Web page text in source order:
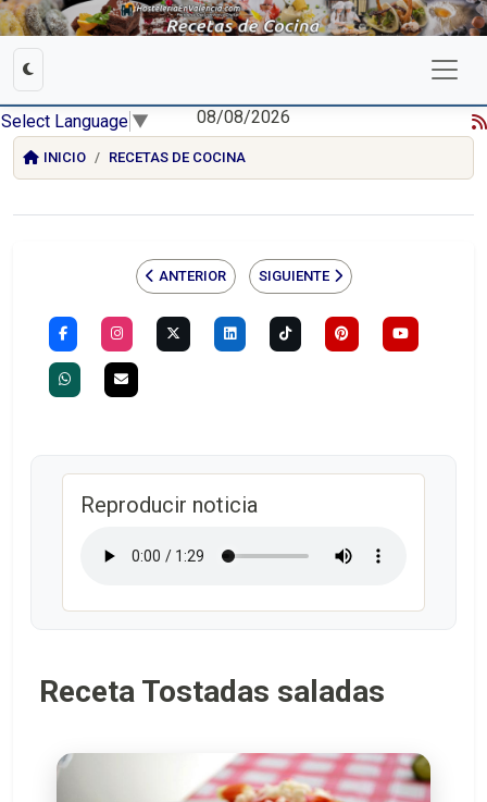
Select Language ▼ 08/08/2026
INICIO RECETAS DE COCINA
ANTERIOR SIGUIENTE
Reproducir noticia
Receta Tostadas saladas